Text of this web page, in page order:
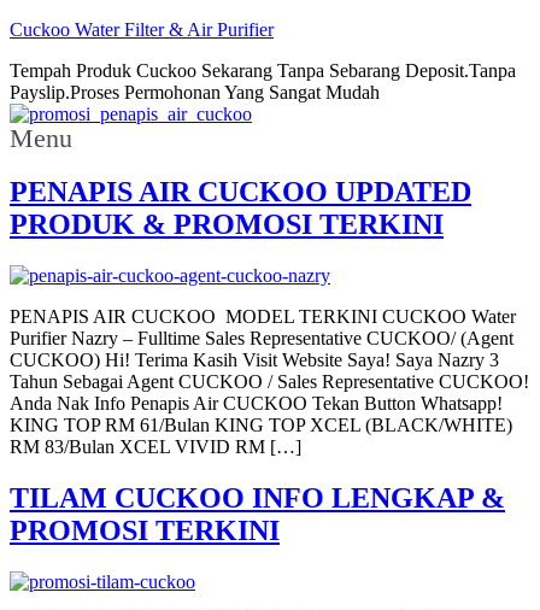
Cuckoo Water Filter & Air Purifier
Tempah Produk Cuckoo Sekarang Tanpa Sebarang Deposit.Tanpa
Payslip.Proses Permohonan Yang Sangat Mudah
Menu
PENAPIS AIR CUCKOO UPDATED
PRODUK & PROMOSI TERKINI
PENAPIS AIR CUCKOO MODEL TERKINI CUCKOO Water
Purifier Nazry – Fulltime Sales Representative CUCKOO/ (Agent
CUCKOO) Hi! Terima Kasih Visit Website Saya! Saya Nazry 3
Tahun Sebagai Agent CUCKOO / Sales Representative CUCKOO!
Anda Nak Info Penapis Air CUCKOO Tekan Button Whatsapp!
KING TOP RM 61/Bulan KING TOP XCEL (BLACK/WHITE)
RM 83/Bulan XCEL VIVID RM […]
TILAM CUCKOO INFO LENGKAP &
PROMOSI TERKINI